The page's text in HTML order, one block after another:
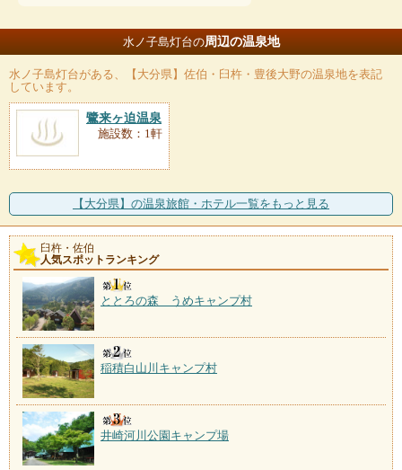
水ノ子島灯台の周辺の温泉地
水ノ子島灯台がある、【大分県】佐伯・臼杵・豊後大野の温泉地を表記
しています。
鷺来ヶ迫温泉
施設数：1軒
【大分県】の温泉旅館・ホテル一覧をもっと見る
臼杵・佐伯
人気スポットランキング
ととろの森 うめキャンプ村
稲積白山川キャンプ村
井崎河川公園キャンプ場